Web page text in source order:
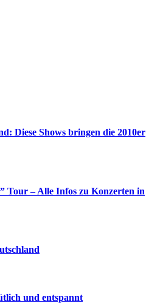
Diese Shows bringen die 2010er
Tour – Alle Infos zu Konzerten in
und entspannt